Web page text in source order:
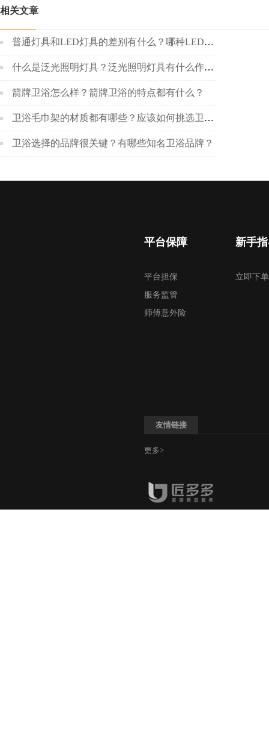
相关文章
普通灯具和LED灯具的差别有什么？哪种LED灯具更好呢？
什么是泛光照明灯具？泛光照明灯具有什么作用？
箭牌卫浴怎么样？箭牌卫浴的特点都有什么？
卫浴毛巾架的材质都有哪些？应该如何挑选卫浴毛巾架？
卫浴选择的品牌很关键？有哪些知名卫浴品牌？
平台保障
平台担保
服务监管
师傅意外险
新手
立即下单
友情链接
更多>